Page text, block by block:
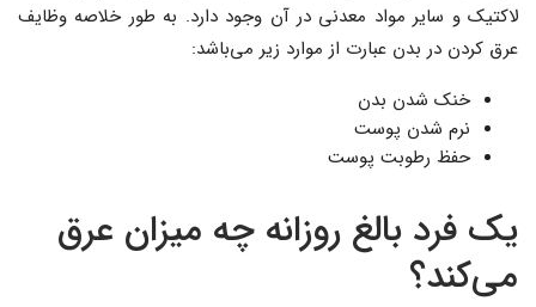
لاکتیک و سایر مواد معدنی در آن وجود دارد. به طور خلاصه وظایف
عرق کردن در بدن عبارت از موارد زیر می‌باشد:
خنک شدن بدن
نرم شدن پوست
حفظ رطوبت پوست
یک فرد بالغ روزانه چه میزان عرق
می‌کند؟